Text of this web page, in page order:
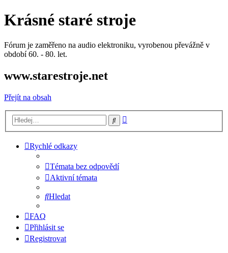
Krásné staré stroje
Fórum je zaměřeno na audio elektroniku, vyrobenou převážně v
období 60. - 80. let.
www.starestroje.net
Přejít na obsah
Hledat
Rychlé odkazy
Témata bez odpovědí
Aktivní témata
Hledat
FAQ
Přihlásit se
Registrovat